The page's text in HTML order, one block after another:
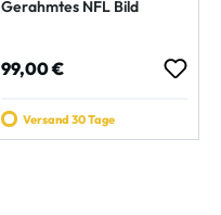
Gerahmtes NFL Bild
Regulärer Preis:
99,00 €
Versand 30 Tage